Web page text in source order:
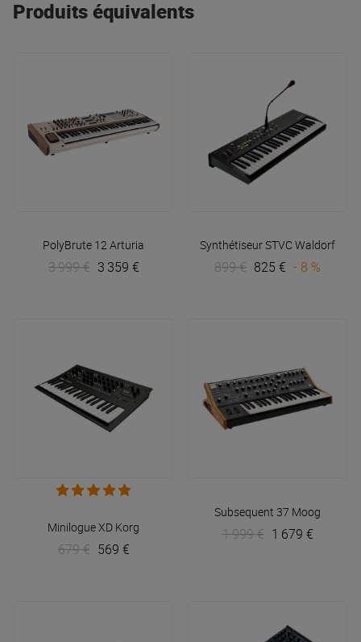
Produits équivalents
PolyBrute 12 Arturia
3 999 € 3 359 €
Synthétiseur STVC Waldorf
899 € 825 € - 8 %
Minilogue XD Korg
679 € 569 €
Subsequent 37 Moog
1 999 € 1 679 €